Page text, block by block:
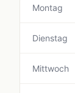
Montag
Dienstag
Mittwoch